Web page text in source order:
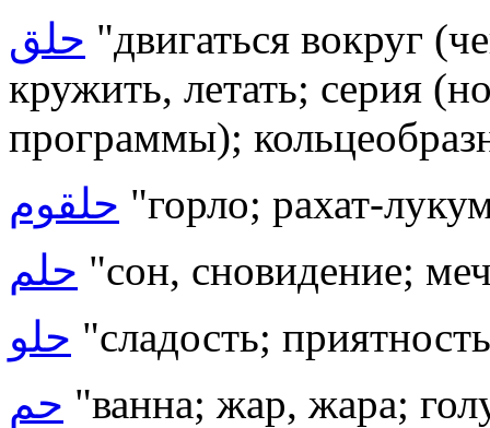
حلق "двигаться вокруг
кружить, летать; серия
программы);
حلقوم "горло; рахат-
حلم "сон, сновидение;
حلو "сладость;
حم "ванна; жар, жара;